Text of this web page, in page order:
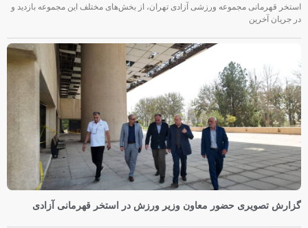
استخر قهرمانی مجموعه ورزشی آزادی تهران، از بخش‌های مختلف این مجموعه بازدید و
در جریان آخرین
گزارش تصویری حضور معاون وزیر ورزش در استخر قهرمانی آزادی